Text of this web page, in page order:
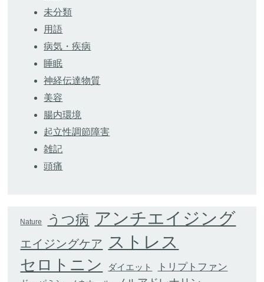
未分類
用語
病気・疾病
睡眠
神経伝達物質
美容
腸内環境
起立性調節障害
雑記
頭痛
Nature うつ病 アンチエイジング
エイジングケア ストレス
セロトニン ダイエット トリプトファン